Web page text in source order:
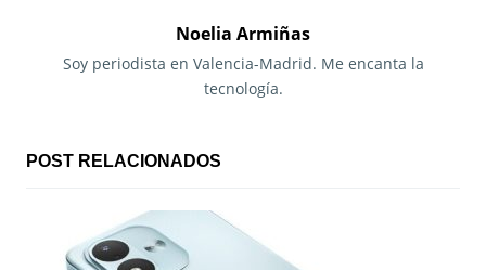
i
Noelia Armiñas
Soy periodista en Valencia-Madrid. Me encanta la
tecnología.
POST RELACIONADOS